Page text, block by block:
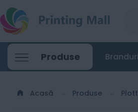
Produse Branduri
Acasă Produse